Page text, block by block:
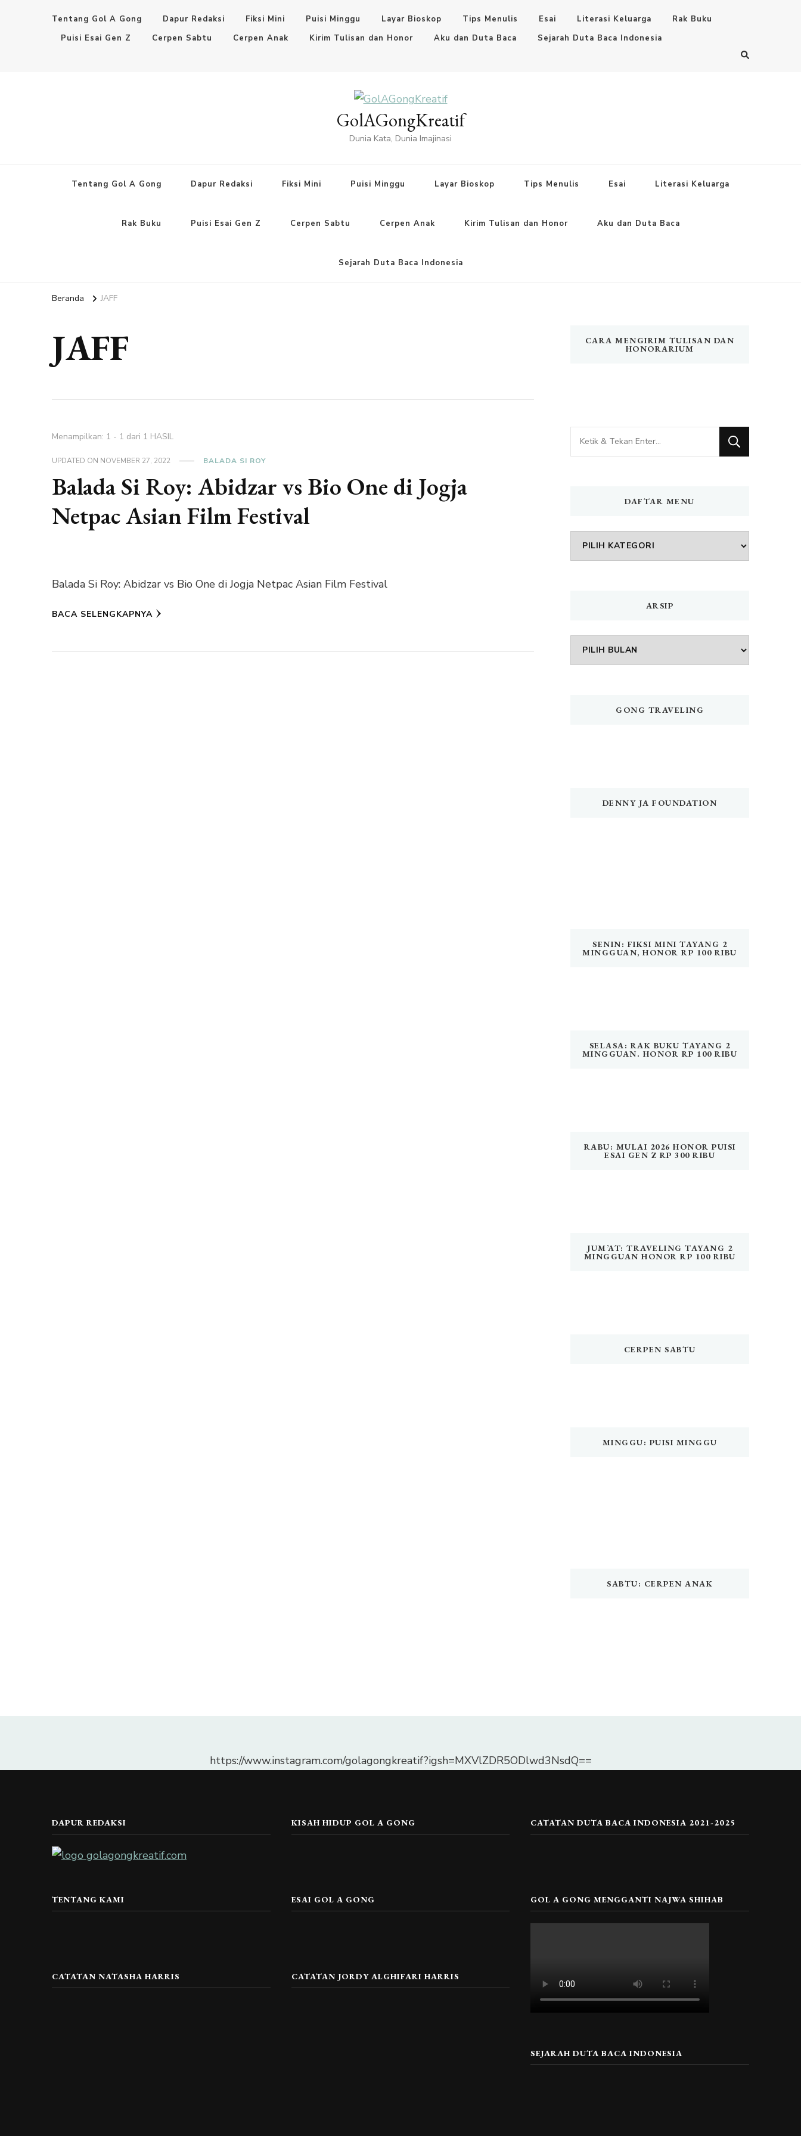
Tentang Gol A Gong Dapur Redaksi Fiksi Mini Puisi Minggu Layar Bioskop Tips Menulis Esai Literasi Keluarga
Rak Buku
Puisi Esai Gen Z
Cerpen Sabtu Cerpen Anak Kirim Tulisan dan Honor Aku dan Duta Baca Sejarah Duta Baca Indonesia
GolAGongKreatif
Dunia Kata, Dunia Imajinasi
Tentang Gol A Gong Dapur Redaksi Fiksi Mini Puisi Minggu Layar Bioskop Tips Menulis Esai Literasi Keluarga
Rak Buku Puisi Esai Gen Z Cerpen Sabtu Cerpen Anak Kirim Tulisan dan Honor Aku dan Duta Baca
Sejarah Duta Baca Indonesia
Beranda JAFF
JAFF
Menampilkan: 1 - 1 dari 1 HASIL
UPDATED ON NOVEMBER 27, 2022 BALADA SI ROY
Balada Si Roy: Abidzar vs Bio One di Jogja
Netpac Asian Film Festival
Balada Si Roy: Abidzar vs Bio One di Jogja Netpac Asian Film Festival
BACA SELENGKAPNYA
CARA MENGIRIM TULISAN DAN
HONORARIUM
Mencari
Sesuatu?
DAFTAR MENU
DAFTAR
MENU
ARSIP
Arsip
GONG TRAVELING
DENNY JA FOUNDATION
SENIN: FIKSI MINI TAYANG 2
MINGGUAN, HONOR RP 100 RIBU
SELASA: RAK BUKU TAYANG 2
MINGGUAN. HONOR RP 100 RIBU
RABU: MULAI 2026 HONOR PUISI
ESAI GEN Z RP 300 RIBU
JUM’AT: TRAVELING TAYANG 2
MINGGUAN HONOR RP 100 RIBU
CERPEN SABTU
MINGGU: PUISI MINGGU
SABTU: CERPEN ANAK
https://www.instagram.com/golagongkreatif?igsh=MXVlZDR5ODlwd3NsdQ==
DAPUR REDAKSI
TENTANG KAMI
CATATAN NATASHA HARRIS
KISAH HIDUP GOL A GONG
ESAI GOL A GONG
CATATAN JORDY ALGHIFARI HARRIS
CATATAN DUTA BACA INDONESIA 2021-2025
GOL A GONG MENGGANTI NAJWA SHIHAB
SEJARAH DUTA BACA INDONESIA